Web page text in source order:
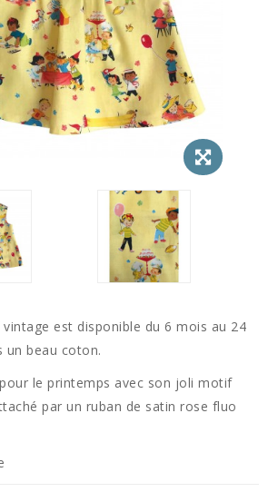
est disponible du 6 mois au 24
un beau coton.
le printemps avec son joli motif
par un ruban de satin rose fluo